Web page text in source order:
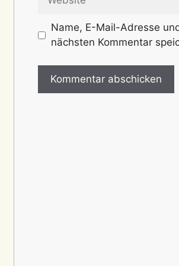
Name, E-Mail-Adresse
nächsten Kommentar